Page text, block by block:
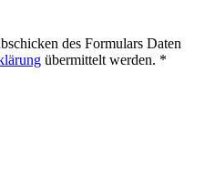
des Formulars Daten
übermittelt werden. *